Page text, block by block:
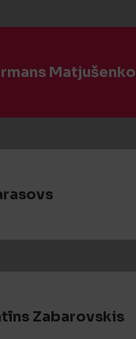
Matjušenko
Zabarovskis